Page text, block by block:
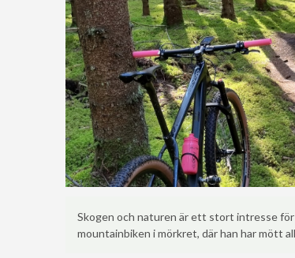
Skogen och naturen är ett stort intresse för
mountainbiken i mörkret, där han har mött